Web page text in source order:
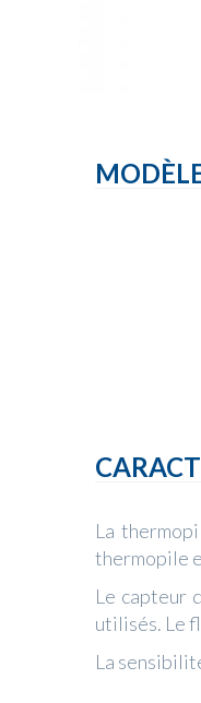
La
thermopile
Le capteur
utilisés. Le
La